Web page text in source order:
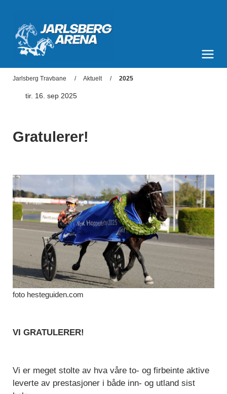
Jarlsberg Travbane Aktuelt 2025
tir. 16. sep 2025
Gratulerer!
foto hesteguiden.com
VI GRATULERER!
Vi er meget stolte av hva våre to- og firbeinte aktive
leverte av prestasjoner i både inn- og utland sist